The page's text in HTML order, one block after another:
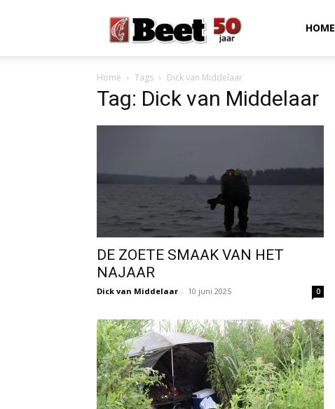
HOME
Home Tags Dick van Middelaar
Tag: Dick van Middelaar
DE ZOETE SMAAK VAN HET
NAJAAR
Dick van Middelaar - 10 juni 2025 0